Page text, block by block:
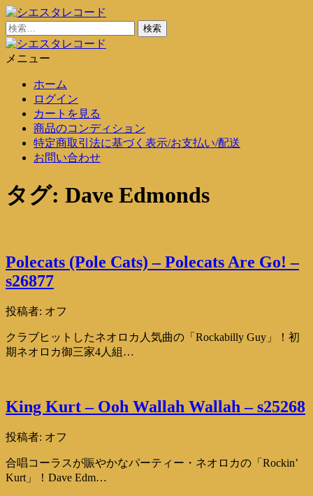
コ
ン
テ
ン
シエスタレコード
中古レコード通販
検
索:
メニュー
ホーム
ログイン
カートを見る
商品のコンディション
特定商取引法に基づく表示/お支払い/配送
お問い合わせ
タグ: Dave Edmonds
Polecats (Pole Cats) – Polecats Are Go! –
s26877
投稿者: オフ
クラブヒットしたネオロカ人気曲の「Rockabilly Guy」！初
期ネオロカ御三家4人組…
King Kurt – Ooh Wallah Wallah – s25268
投稿者: オフ
合唱コーラスが賑やかなパーティー・ネオロカの「Rockin’
Kurt」！Dave Edm…